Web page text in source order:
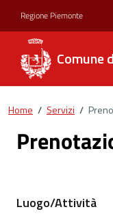
Regione Piemonte
Comune
Home / Servizi /
Luogo/Attività